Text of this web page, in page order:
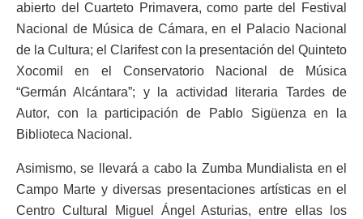
abierto del Cuarteto Primavera, como parte del Festival
Nacional de Música de Cámara, en el Palacio Nacional
de la Cultura; el Clarifest con la presentación del Quinteto
Xocomil en el Conservatorio Nacional de Música
“Germán Alcántara”; y la actividad literaria Tardes de
Autor, con la participación de Pablo Sigüenza en la
Biblioteca Nacional.
Asimismo, se llevará a cabo la Zumba Mundialista en el
Campo Marte y diversas presentaciones artísticas en el
Centro Cultural Miguel Ángel Asturias, entre ellas los